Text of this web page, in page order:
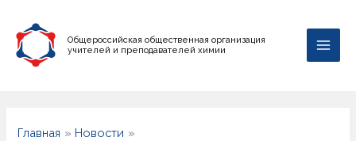
Общероссийская общественная организация
учителей и преподавателей химии
Главная
Новости